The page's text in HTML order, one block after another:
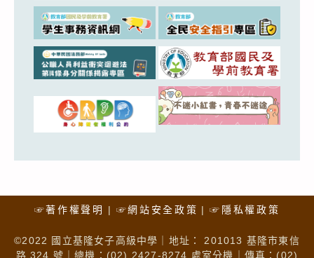
☞著作權聲明 ☞網站安全政策 ☞隱私權政策
©2022 國立基隆女子高級中學｜地址： 201013 基隆市東信
路 324 號｜總機：(02) 2427-8274 處室分機｜傳真：(02)